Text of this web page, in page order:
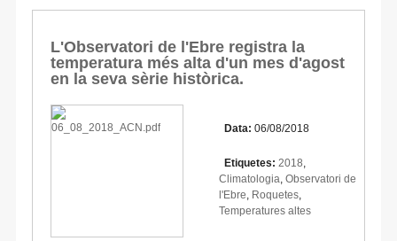
L'Observatori de l'Ebre registra la
temperatura més alta d'un mes d'agost
en la seva sèrie històrica.
Data: 06/08/2018
Etiquetes: 2018
Climatologia Observatori de
l'Ebre Roquetes
Temperatures altes